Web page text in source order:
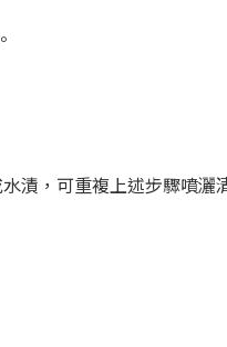
漬，可重複上述步驟噴灑